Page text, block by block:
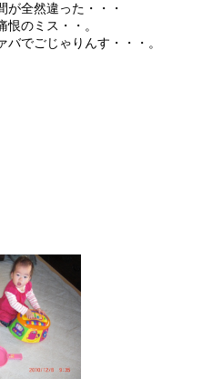
が全然違った・・・
のミス・・。
でごじゃりんす・・・。